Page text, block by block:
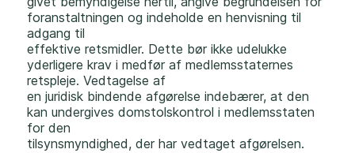
foranstaltningen og indeholde en henvisning til
adgang til
effektive retsmidler. Dette bør ikke udelukke
yderligere krav i medfør af medlemsstaternes
retspleje. Vedtagelse af
en juridisk bindende afgørelse indebærer, at den
kan undergives domstolskontrol i medlemsstaten
for den
tilsynsmyndighed, der har vedtaget afgørelsen.